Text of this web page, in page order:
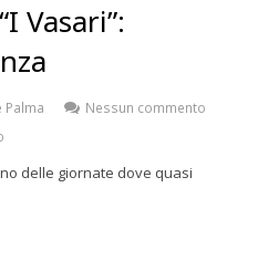
Vasari”:
Palma
Nessun commento
delle giornate dove quasi